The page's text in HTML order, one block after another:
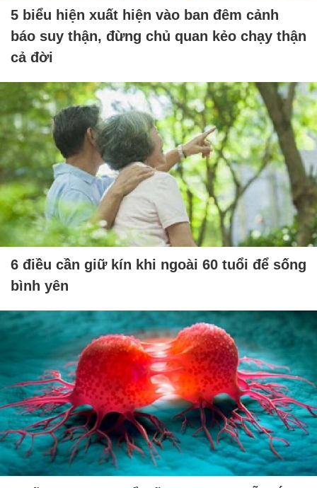
5 biểu hiện xuất hiện vào ban đêm cảnh
báo suy thận, đừng chủ quan kẻo chạy thận
cả đời
6 điều cần giữ kín khi ngoài 60 tuổi để sống
bình yên